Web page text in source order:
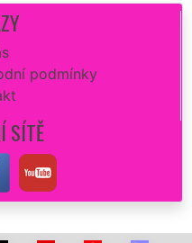
podmínky
SÍTĚ